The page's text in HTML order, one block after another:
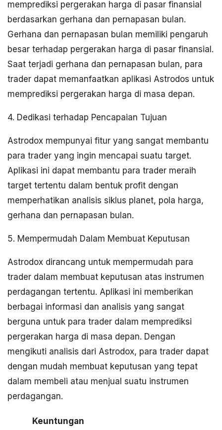
memprediksi pergerakan harga di pasar finansial
berdasarkan gerhana dan pernapasan bulan.
Gerhana dan pernapasan bulan memiliki pengaruh
besar terhadap pergerakan harga di pasar finansial.
Saat terjadi gerhana dan pernapasan bulan, para
trader dapat memanfaatkan aplikasi Astrodos untuk
memprediksi pergerakan harga di masa depan.
4. Dedikasi terhadap Pencapaian Tujuan
Astrodox mempunyai fitur yang sangat membantu
para trader yang ingin mencapai suatu target.
Aplikasi ini dapat membantu para trader meraih
target tertentu dalam bentuk profit dengan
memperhatikan analisis siklus planet, pola harga,
gerhana dan pernapasan bulan.
5. Mempermudah Dalam Membuat Keputusan
Astrodox dirancang untuk mempermudah para
trader dalam membuat keputusan atas instrumen
perdagangan tertentu. Aplikasi ini memberikan
berbagai informasi dan analisis yang sangat
berguna untuk para trader dalam memprediksi
pergerakan harga di masa depan. Dengan
mengikuti analisis dari Astrodox, para trader dapat
dengan mudah membuat keputusan yang tepat
dalam membeli atau menjual suatu instrumen
perdagangan.
Keuntungan